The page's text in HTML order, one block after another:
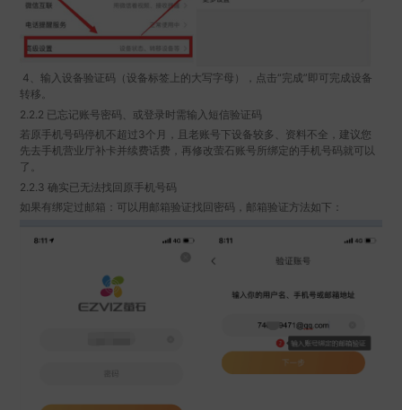
4、输入设备验证码（设备标签上的大写字母），点击“完成”即可完成设备
转移。
2.2.2 已忘记账号密码、或登录时需输入短信验证码
若原手机号码停机不超过3个月，且老账号下设备较多、资料不全，建议您
先去手机营业厅补卡并续费话费，再修改萤石账号所绑定的手机号码就可以
了。
2.2.3 确实已无法找回原手机号码
如果有绑定过邮箱：可以用邮箱验证找回密码，邮箱验证方法如下：